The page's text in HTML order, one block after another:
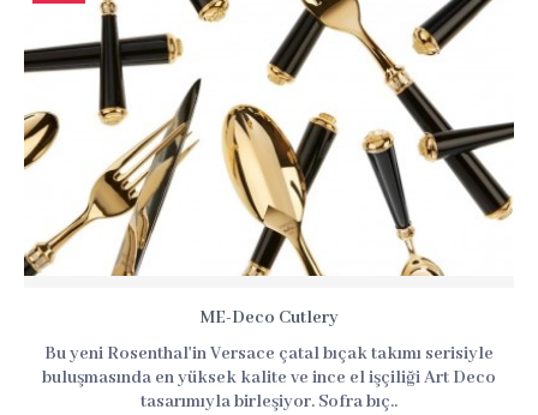
ME-Deco Cutlery
Bu yeni Rosenthal'in Versace çatal bıçak takımı serisiyle
buluşmasında en yüksek kalite ve ince el işçiliği Art Deco
tasarımıyla birleşiyor. Sofra bıç..